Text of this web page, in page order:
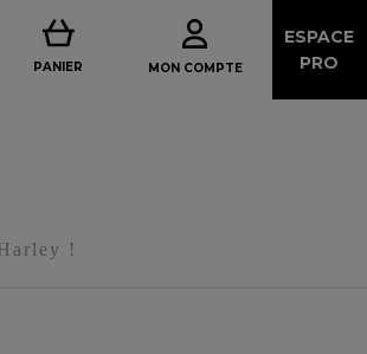
PANIER MON COMPTE
ESPACE
PRO
!